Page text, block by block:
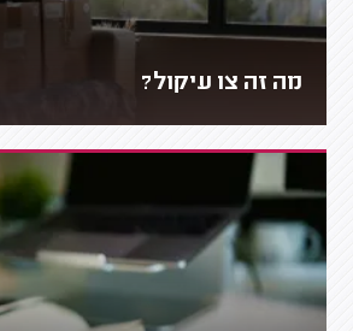
מה זה צו עיקול?